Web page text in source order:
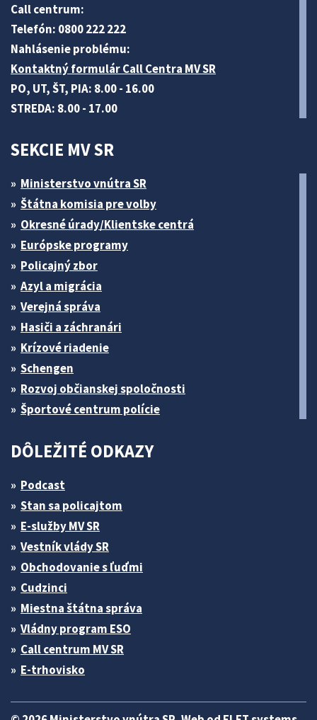
Call centrum:
Telefón: 0800 222 222
Nahlásenie problému:
Kontaktný formulár Call Centra MV SR
PO, UT, ŠT, PIA: 8.00 - 16.00
STREDA: 8.00 - 17.00
SEKCIE MV SR
Ministerstvo vnútra SR
Štátna komisia pre volby
Okresné úrady/Klientske centrá
Európske programy
Policajný zbor
Azyl a migrácia
Verejná správa
Hasiči a záchranári
Krízové riadenie
Schengen
Rozvoj občianskej spoločnosti
Športové centrum polície
DÔLEŽITÉ ODKAZY
Podcast
Stan sa policajtom
E-služby MV SR
Vestník vlády SR
Obchodovanie s ľuďmi
Cudzinci
Miestna štátna správa
Vládny program ESO
Call centrum MV SR
E-trhovisko